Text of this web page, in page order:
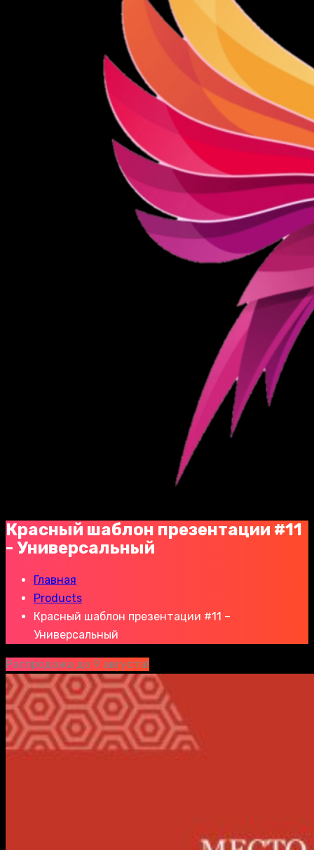
Красный шаблон презентации #11
- Универсальный
Главная
Products
Красный шаблон презентации #11 –
Универсальный
Распродажа до 9 августа!